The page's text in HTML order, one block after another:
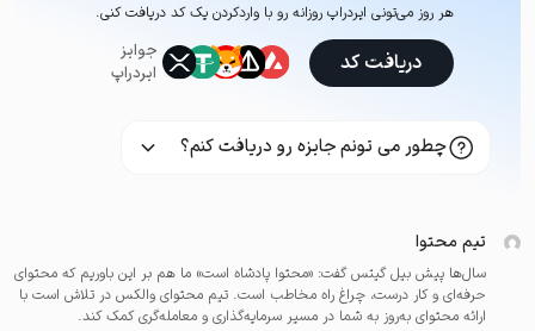
هر روز می‌تونی ایردراپ روزانه رو با وارد‌کردن یک کد دریافت کنی.
جوایز
ایردراپ
دریافت کد
چطور می تونم جایزه رو دریافت کنم؟
تیم محتوا
سال‌ها پیش بیل گیتس گفت: «محتوا پادشاه است» ما هم بر این باوریم که محتوای
حرفه‌ای و کار درست، چراغ راه مخاطب است. تیم محتوای والکس در تلاش است با
ارائه محتوای به‌روز به شما در مسیر سرمایه‌گذاری و معامله‌گری کمک کند.